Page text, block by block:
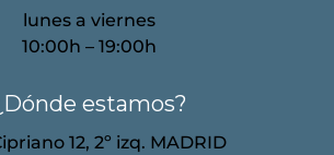
lunes a viernes
10:00h – 19:00h
estamos?
12, 2º izq. MADRID